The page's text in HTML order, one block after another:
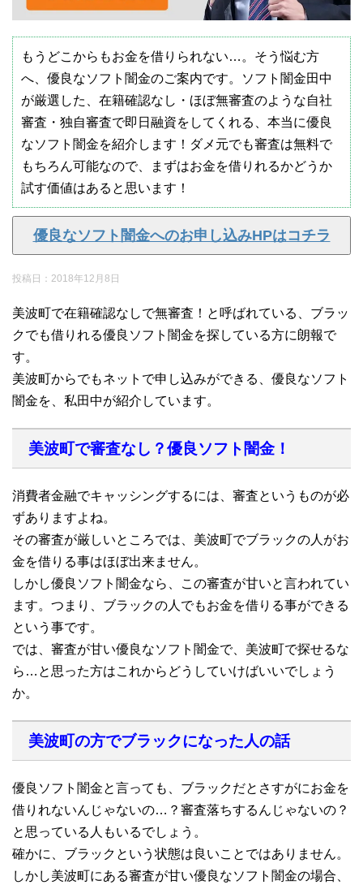
もうどこからもお金を借りられない…。そう悩む方
へ、優良なソフト闇金のご案内です。ソフト闇金田中
が厳選した、在籍確認なし・ほぼ無審査のような自社
審査・独自審査で即日融資をしてくれる、本当に優良
なソフト闇金を紹介します！ダメ元でも審査は無料で
もちろん可能なので、まずはお金を借りれるかどうか
試す価値はあると思います！
優良なソフト闇金へのお申し込みHPはコチラ
投稿日： 2018年12月8日
美波町で在籍確認なしで無審査！と呼ばれている、ブラッ
クでも借りれる優良ソフト闇金を探している方に朗報で
す。
美波町からでもネットで申し込みができる、優良なソフト
闇金を、私田中が紹介しています。
美波町で審査なし？優良ソフト闇金！
消費者金融でキャッシングするには、審査というものが必
ずありますよね。
その審査が厳しいところでは、美波町でブラックの人がお
金を借りる事はほぼ出来ません。
しかし優良ソフト闇金なら、この審査が甘いと言われてい
ます。つまり、ブラックの人でもお金を借りる事ができる
という事です。
では、審査が甘い優良なソフト闇金で、美波町で探せるな
ら…と思った方はこれからどうしていけばいいでしょう
か。
美波町の方でブラックになった人の話
優良ソフト闇金と言っても、ブラックだとさすがにお金を
借りれないんじゃないの…？審査落ちするんじゃないの？
と思っている人もいるでしょう。
確かに、ブラックという状態は良いことではありません。
しかし美波町にある審査が甘い優良なソフト闇金の場合、